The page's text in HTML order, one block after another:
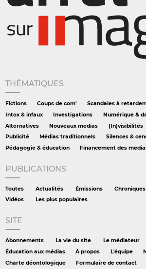
THÉMATIQUES
Fictions Coups de com'
Scandales à
Intox & infaux
Investigations Numérique &
Alternatives
Nouveaux medias (In)visibilités
Publicité
Médias traditionnels
Silences &
Pédagogie & éducation
Financement des
PUBLICATIONS
Toutes Actualités Émissions Chroniques
Vidéos
Les plus populaires
SITE
Abonnements La vie du site Le médiateur
Éducation aux médias
À propos L'équipe
Charte déontologique
Formulaire de contact